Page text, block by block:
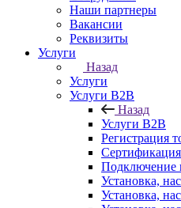
Наши партнеры
Вакансии
Реквизиты
Услуги
Назад
Услуги
Услуги B2B
Назад
Услуги B2B
Регистрация
Подключение
Установка,
Установка,